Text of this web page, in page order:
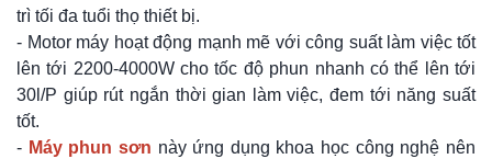
trì tối đa tuổi thọ thiết bị.
- Motor máy hoạt động mạnh mẽ với công suất làm việc tốt
lên tới 2200-4000W cho tốc độ phun nhanh có thể lên tới
30l/P giúp rút ngắn thời gian làm việc, đem tới năng suất
tốt.
- Máy phun sơn này ứng dụng khoa học công nghệ nên